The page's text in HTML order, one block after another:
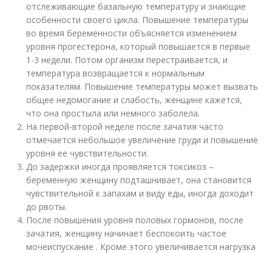
отслеживающие базальную температуру и знающие
особенности своего цикла. Повышение температуры
во время беременности объясняется изменением
уровня прогестерона, который повышается в первые
1-3 недели. Потом организм перестраивается, и
температура возвращается к нормальным
показателям. Повышение температуры может вызвать
общее недомогание и слабость, женщине кажется,
что она простыла или немного заболела.
На первой-второй неделе после зачатия часто
отмечается небольшое увеличение груди и повышение
уровня ее чувствительности.
До задержки иногда проявляется токсикоз –
беременную женщину подташнивает, она становится
чувствительной к запахам и виду еды, иногда доходит
до рвоты.
После повышения уровня половых гормонов, после
зачатия, женщину начинает беспокоить частое
мочеиспускание . Кроме этого увеличивается нагрузка